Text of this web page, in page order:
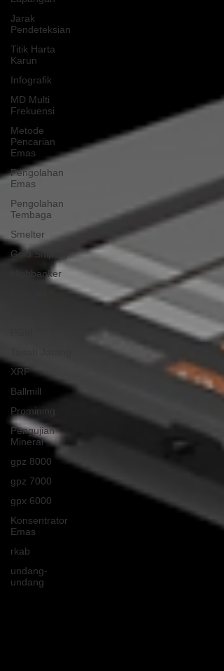
Jarak
Pendeteksian
Titik Harta
Karun
Infografik
MD Multi
Frekuensi
Metode
Pencarian
Emas
Pengolahan
Emas
Pengolahan
Tembaga
Smelter
Gold Sniping
Highbanker
XRF
Ballmill
Promining
Pengujian
Mineral
gpz 8000
gpz 7000
gpx 6000
Konsentrator
Emas
rkab
undang-
undang